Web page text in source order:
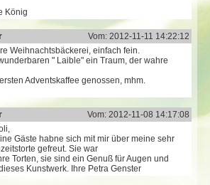
König
Vom: 2012-11-11 14:22:12
Weihnachtsbäckerei, einfach fein.
" Laible" ein Traum, der wahre
Adventskaffee genossen, mhm.
Vom: 2012-11-08 14:17:08
Gäste habne sich mit mir über meine sehr
gefreut. Sie war
Torten, sie sind ein Genuß für Augen und
Kunstwerk. Ihre Petra Genster